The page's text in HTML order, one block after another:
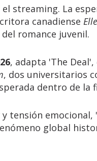
streaming. La
canadiense
romance juvenil.
, adapta 'The
, dos universitarios
dentro de la
tensión emocional,
global